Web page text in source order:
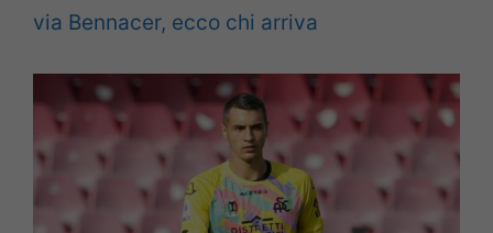
via Bennacer, ecco chi arriva